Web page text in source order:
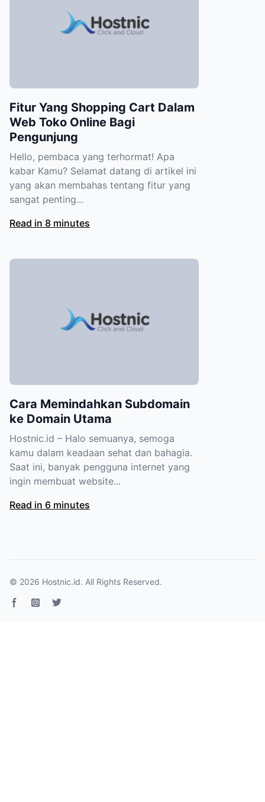
Fitur Yang Shopping Cart Dalam
Web Toko Online Bagi
Pengunjung
Hello, pembaca yang terhormat! Apa
kabar Kamu? Selamat datang di artikel ini
yang akan membahas tentang fitur yang
sangat penting...
Read in 8 minutes
Cara Memindahkan Subdomain
ke Domain Utama
Hostnic.id – Halo semuanya, semoga
kamu dalam keadaan sehat dan bahagia.
Saat ini, banyak pengguna internet yang
ingin membuat website...
Read in 6 minutes
© 2026 Hostnic.id. All Rights Reserved.